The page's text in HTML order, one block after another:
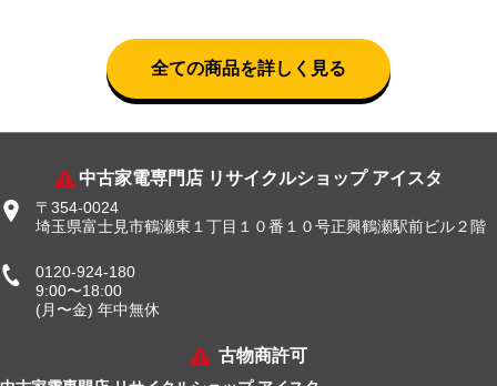
全ての商品を詳しく見る
中古家電専門店 リサイクルショップ アイスタ
〒354-0024
埼玉県富士見市鶴瀬東１丁目１０番１０号正興鶴瀬駅前ビル２階
0120-924-180
9:00〜18:00
(月〜金) 年中無休
古物商許可